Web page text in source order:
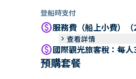
登船時支付
paid服務費（船上小費）（
keyboard_arrow_right 查看詳情
paid國際觀光旅客稅：每
預購套餐